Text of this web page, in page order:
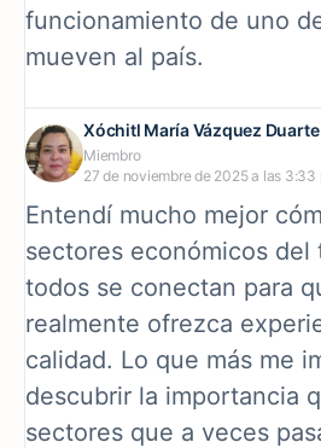
funcionamiento de uno
mueven al país.
Xóchitl María Vázquez Duarte
Miembro
27 de noviembre de 2025 a las 3:33
Entendí mucho mejor
sectores económicos del
todos se conectan para
realmente ofrezca
calidad. Lo que más me
descubrir la importancia
sectores que a veces